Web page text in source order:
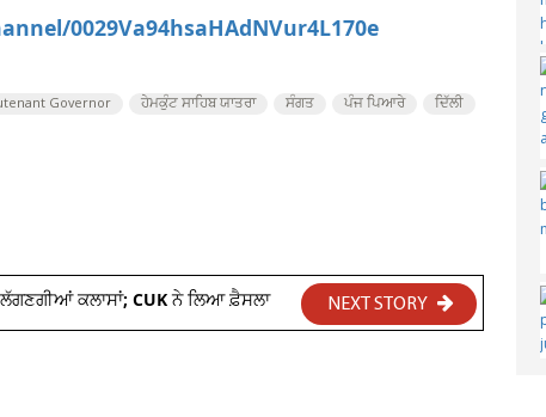
0029Va94hsaHAdNVur4L170e
Governor ਹੇਮਕੁੰਟ ਸਾਹਿਬ ਯਾਤਰਾ ਸੰਗਤ ਪੰਜ ਪਿਆਰੇ ਦਿੱਲੀ
ਕਲਾਸਾਂ; CUK ਨੇ ਲਿਆ ਫ਼ੈਸਲਾ NEXT STORY